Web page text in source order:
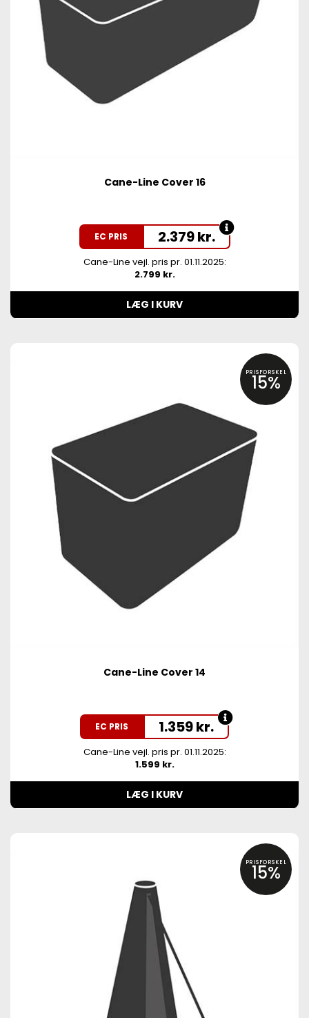
Cane-Line Cover 16
EC PRIS 2.379kr.
Cane-Line vejl. pris pr. 01.11.2025:
2.799 kr.
LÆG I KURV
PRISFORSKEL
15%
Cane-Line Cover 14
EC PRIS 1.359kr.
Cane-Line vejl. pris pr. 01.11.2025:
1.599 kr.
LÆG I KURV
PRISFORSKEL
15%